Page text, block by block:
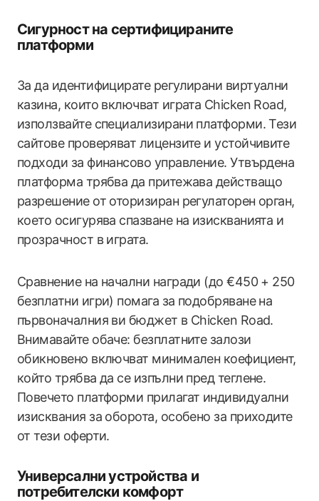
Сигурност на сертифицираните
платформи
За да идентифицирате регулирани виртуални
казина, които включват играта Chicken Road,
използвайте специализирани платформи. Тези
сайтове проверяват лицензите и устойчивите
подходи за финансово управление. Утвърдена
платформа трябва да притежава действащо
разрешение от оторизиран регулаторен орган,
което осигурява спазване на изискванията и
прозрачност в играта.
Сравнение на начални награди (до €450 + 250
безплатни игри) помага за подобряване на
първоначалния ви бюджет в Chicken Road.
Внимавайте обаче: безплатните залози
обикновено включват минимален коефициент,
който трябва да се изпълни пред теглене.
Повечето платформи прилагат индивидуални
изисквания за оборота, особено за приходите
от тези оферти.
Универсални устройства и
потребителски комфорт